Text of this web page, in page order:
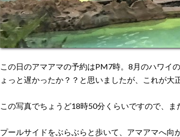
この日のアマアマの予約はPM7時。8月のハワイ
ょっと遅かったか？？と思いましたが、これが大
この写真でちょうど18時50分くらいですので、ま
プールサイドをぶらぶらと歩いて、アマアマへ向